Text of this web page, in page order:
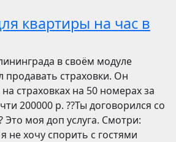
квартиры на час в
в своём модуле
продавать страховки. Он
страховках на 50 номерах за
200000 р. ??Ты договорился со
Это моя доп услуга. Смотри:
не хочу спорить с гостями